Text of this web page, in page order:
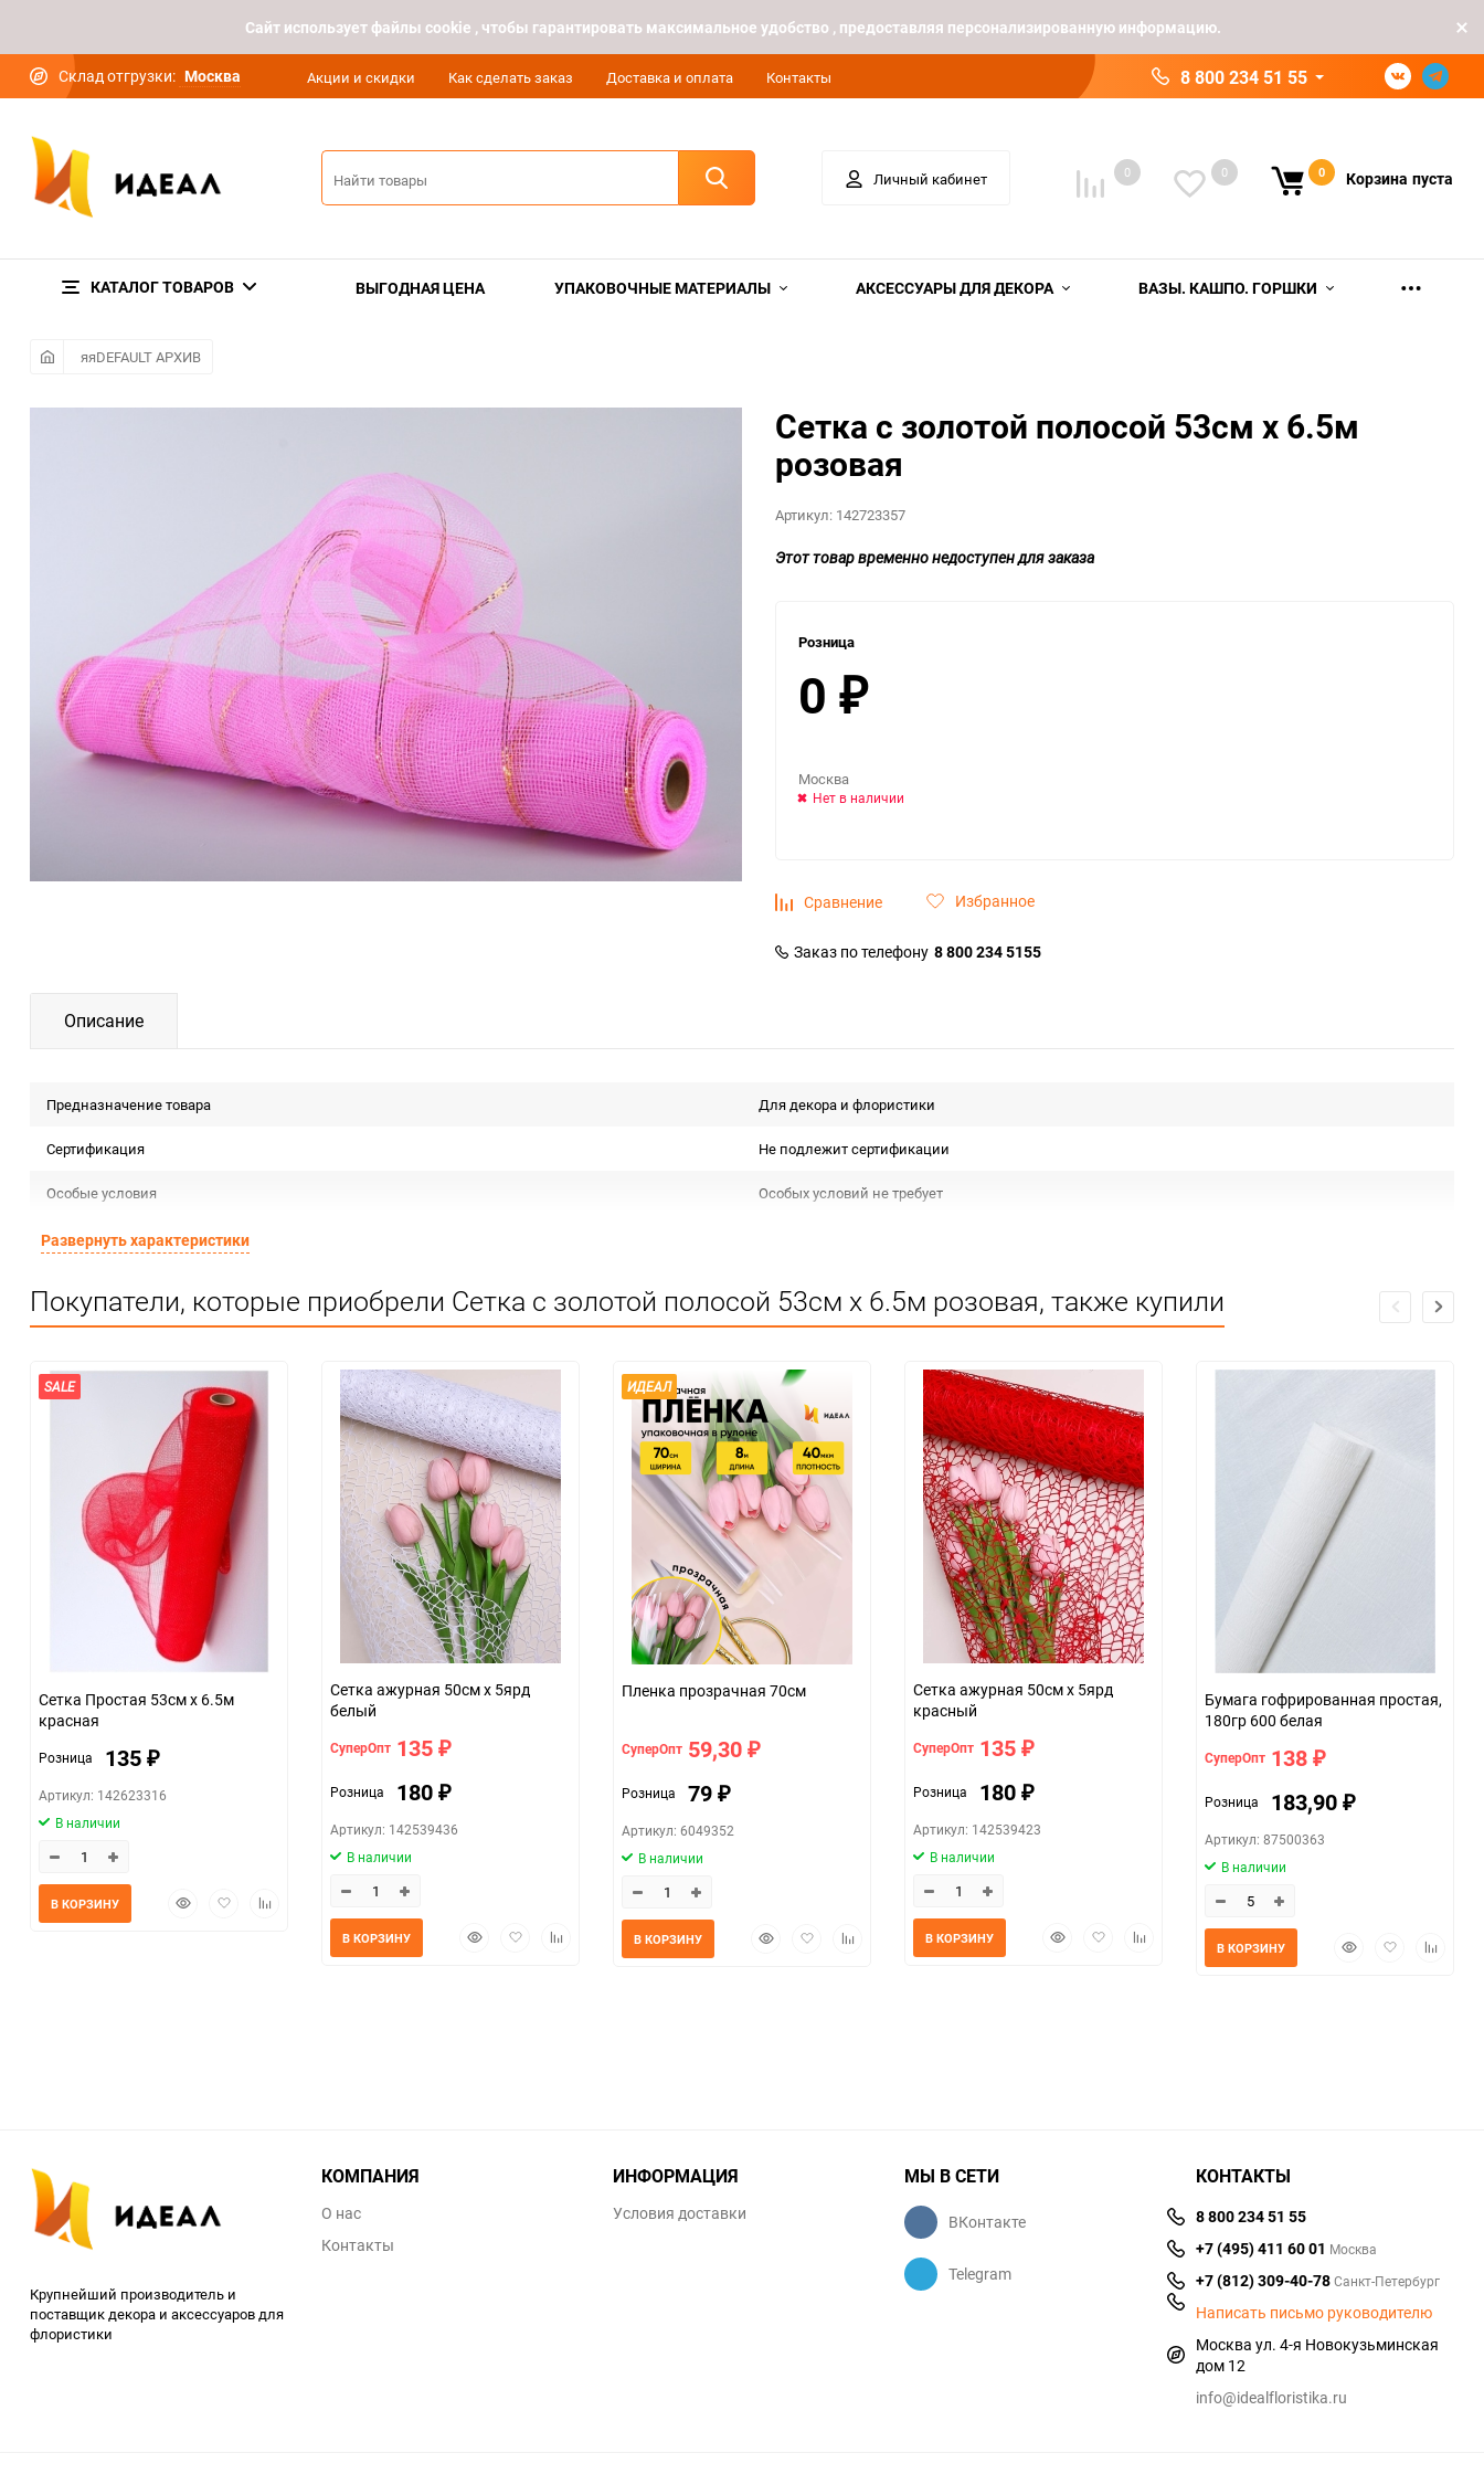
Cайт использует файлы cookie , чтобы гарантировать максимальное удобство , предоставляя персонализированную информацию.
Склад отгрузки: Москва Акции и скидки Как сделать заказ Доставка и оплата Контакты 8 800 234 51 55
Личный кабинет 0 0 0 Корзина пуста
КАТАЛОГ ТОВАРОВ ВЫГОДНАЯ ЦЕНА УПАКОВОЧНЫЕ МАТЕРИАЛЫ АКСЕССУАРЫ ДЛЯ ДЕКОРА ВАЗЫ. КАШПО. ГОРШКИ
яяDEFAULT АРХИВ
Сетка с золотой полосой 53см х 6.5м
розовая
Артикул: 142723357
Этот товар временно недоступен для заказа
Розница
0 ₽
Москва
Нет в наличии
Сравнение Избранное
Заказ по телефону 8 800 234 5155
Описание
Предназначение товара Для декора и флористики
Сертификация Не подлежит сертификации
Особые условия Особых условий не требует
Количество в коробке
Развернуть характеристики
Покупатели, которые приобрели Сетка с золотой полосой 53см х 6.5м розовая, также купили
SALE
Сетка Простая 53см х 6.5м
красная
Розница 135 ₽
Артикул: 142623316
В наличии
БыстрыйДобавитьДобавить
В КОРЗИНУ
Сетка ажурная 50см х 5ярд
белый
СуперОпт 135 ₽
Розница 180 ₽
Артикул: 142539436
В наличии
БыстрыйДобавитьДобавить
В КОРЗИНУ
ИДЕАЛ
Пленка прозрачная 70см
СуперОпт 59,30 ₽
Розница 79 ₽
Артикул: 6049352
В наличии
БыстрыйДобавитьДобавить
В КОРЗИНУ
Сетка ажурная 50см х 5ярд
красный
СуперОпт 135 ₽
Розница 180 ₽
Артикул: 142539423
В наличии
БыстрыйДобавитьДобавить
В КОРЗИНУ
Бумага гофрированная простая,
180гр 600 белая
СуперОпт 138 ₽
Розница 183,90 ₽
Артикул: 87500363
В наличии
БыстрыйДобавить
В КОРЗИНУ
Крупнейший производитель и
поставщик декора и аксессуаров для
флористики
КОМПАНИЯ
О нас
Контакты
ИНФОРМАЦИЯ
Условия доставки
МЫ В СЕТИ
ВКонтакте
Telegram
КОНТАКТЫ
8 800 234 51 55
+7 (495) 411 60 01 Москва
+7 (812) 309-40-78Санкт-Петербург
Написать письмо руководителю
Москва ул. 4-я Новокузьминская
дом 12
info@idealfloristika.ru